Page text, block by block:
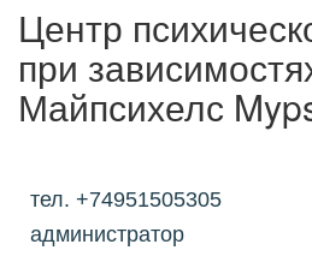
Центр
при
Майпсихелс
тел. +74951505305
администратор